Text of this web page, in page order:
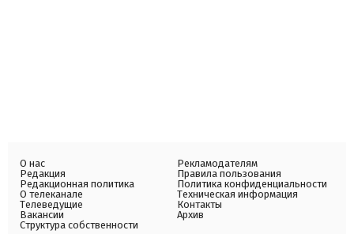
О нас
Редакция
Редакционная политика
О телеканале
Телеведущие
Вакансии
Структура собственности
Рекламодателям
Правила пользования
Политика конфиденциальности
Техническая информация
Контакты
Архив